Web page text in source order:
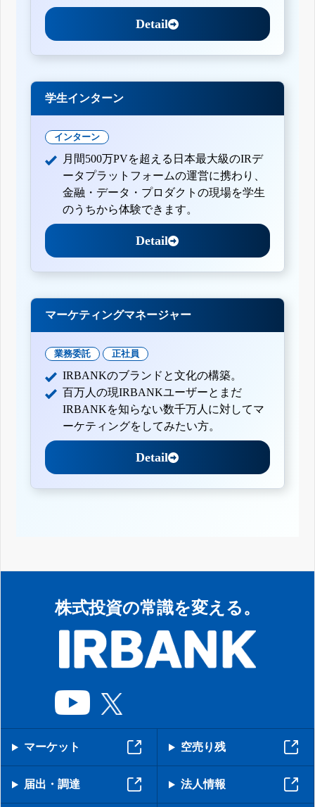
Detail
学生インターン
インターン
月間500万PVを超える日本最大級のIRデ
ータプラットフォームの運営に携わり、
金融・データ・プロダクトの現場を学生
のうちから体験できます。
Detail
マーケティングマネージャー
業務委託 正社員
IRBANKのブランドと文化の構築。
百万人の現IRBANKユーザーとまだ
IRBANKを知らない数千万人に対してマ
ーケティングをしてみたい方。
Detail
株式投資の常識を変える。
マーケット 空売り残
届出・調達 法人情報